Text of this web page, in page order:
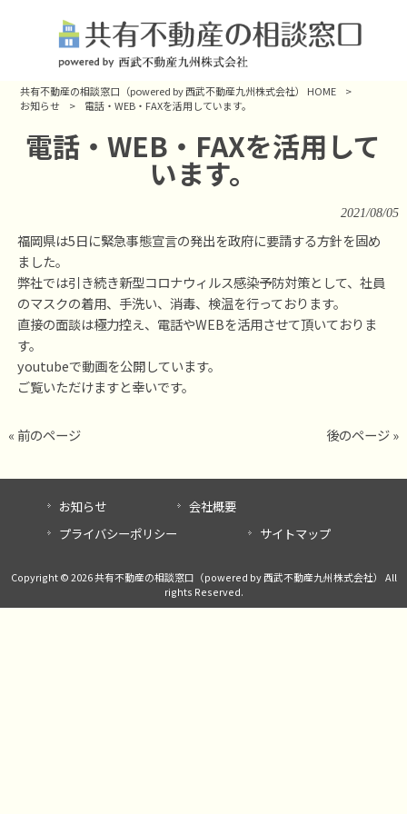
共有不動産の相談窓口（powered by 西武不動産九州株式会社） HOME
>
お知らせ
> 電話・WEB・FAXを活用しています。
電話・WEB・FAXを活用して
います。
2021/08/05
福岡県は5日に緊急事態宣言の発出を政府に要請する方針を固め
ました。
弊社では引き続き新型コロナウィルス感染予防対策として、社員
のマスクの着用、手洗い、消毒、検温を行っております。
直接の面談は極力控え、電話やWEBを活用させて頂いておりま
す。
youtubeで動画を公開しています。
ご覧いただけますと幸いです。
« 前のページ 後のページ »
お知らせ
会社概要
プライバシーポリシー
サイトマップ
Copyright © 2026 共有不動産の相談窓口（powered by 西武不動産九州株式会社） All
rights Reserved.